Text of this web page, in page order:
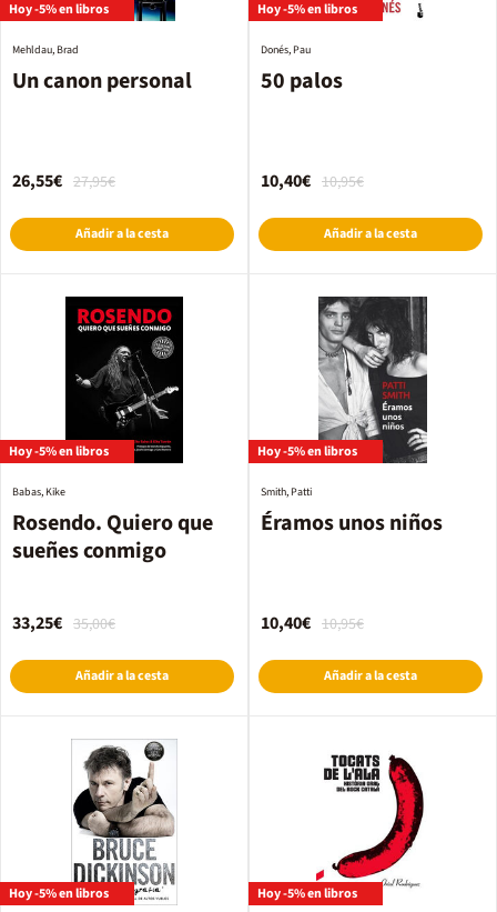
Hoy -5% en libros
Un canon personal
Mehldau, Brad
27,95€
26,55€
Añadir a la cesta
Hoy -5% en libros
50 palos
Donés, Pau
10,95€
10,40€
Añadir a la cesta
Hoy -5% en libros
Rosendo. Quiero que
sueñes conmigo
Babas, Kike
35,00€
33,25€
Añadir a la cesta
Hoy -5% en libros
Éramos unos niños
Smith, Patti
10,95€
10,40€
Añadir a la cesta
Hoy -5% en libros Hoy -5% en libros